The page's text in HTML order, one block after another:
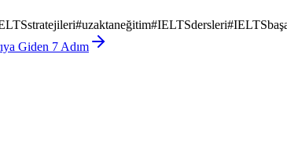
#uzaktaneğitim#IELTSdersleri#
Giden 7 Adım